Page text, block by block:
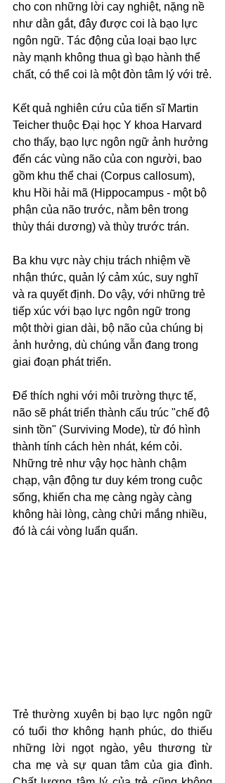
cho con những lời cay nghiệt, nặng nề
như dằn gắt, đây được coi là bạo lực
ngôn ngữ. Tác động của loại bạo lực
này mạnh không thua gì bạo hành thể
chất, có thể coi là một đòn tâm lý với trẻ.
Kết quả nghiên cứu của tiến sĩ Martin
Teicher thuộc Đại học Y khoa Harvard
cho thấy, bạo lực ngôn ngữ ảnh hưởng
đến các vùng não của con người, bao
gồm khu thể chai (Corpus callosum),
khu Hồi hải mã (Hippocampus - một bộ
phận của não trước, nằm bên trong
thùy thái dương) và thùy trước trán.
Ba khu vực này chịu trách nhiệm về
nhận thức, quản lý cảm xúc, suy nghĩ
và ra quyết định. Do vậy, với những trẻ
tiếp xúc với bạo lực ngôn ngữ trong
một thời gian dài, bộ não của chúng bị
ảnh hưởng, dù chúng vẫn đang trong
giai đoạn phát triển.
Để thích nghi với môi trường thực tế,
não sẽ phát triển thành cấu trúc "chế độ
sinh tồn" (Surviving Mode), từ đó hình
thành tính cách hèn nhát, kém cỏi.
Những trẻ như vậy học hành chậm
chạp, vận động tư duy kém trong cuộc
sống, khiến cha mẹ càng ngày càng
không hài lòng, càng chửi mắng nhiều,
đó là cái vòng luẩn quẩn.
Trẻ thường xuyên bị bạo lực ngôn ngữ
có tuổi thơ không hạnh phúc, do thiếu
những lời ngọt ngào, yêu thương từ
cha mẹ và sự quan tâm của gia đình.